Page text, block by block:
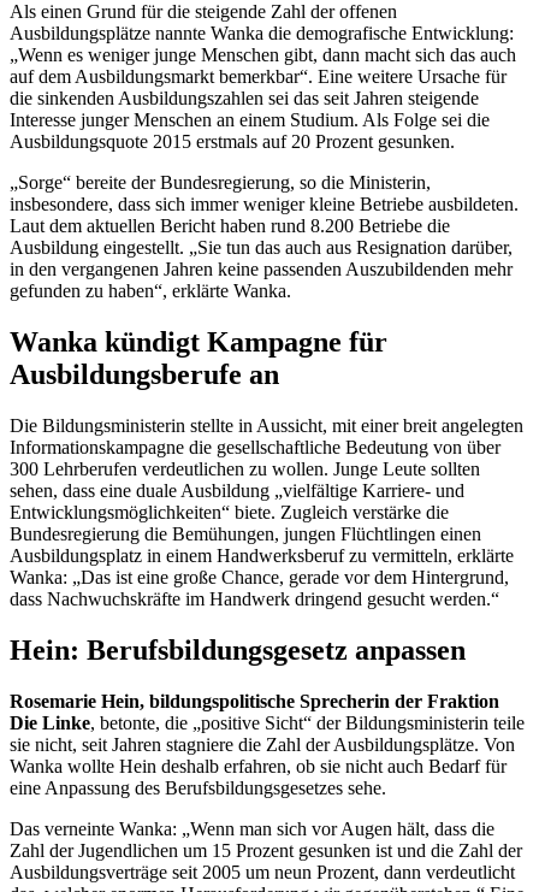
Als einen Grund für die steigende Zahl der offenen
Ausbildungsplätze nannte Wanka die demografische Entwicklung:
„Wenn es weniger junge Menschen gibt, dann macht sich das auch
auf dem Ausbildungsmarkt bemerkbar“. Eine weitere Ursache für
die sinkenden Ausbildungszahlen sei das seit Jahren steigende
Interesse junger Menschen an einem Studium. Als Folge sei die
Ausbildungsquote 2015 erstmals auf 20 Prozent gesunken.
„Sorge“ bereite der Bundesregierung, so die Ministerin,
insbesondere, dass sich immer weniger kleine Betriebe ausbildeten.
Laut dem aktuellen Bericht haben rund 8.200 Betriebe die
Ausbildung eingestellt. „Sie tun das auch aus Resignation darüber,
in den vergangenen Jahren keine passenden Auszubildenden mehr
gefunden zu haben“, erklärte Wanka.
Wanka kündigt Kampagne für
Ausbildungsberufe an
Die Bildungsministerin stellte in Aussicht, mit einer breit angelegten
Informationskampagne die gesellschaftliche Bedeutung von über
300 Lehrberufen verdeutlichen zu wollen. Junge Leute sollten
sehen, dass eine duale Ausbildung „vielfältige Karriere- und
Entwicklungsmöglichkeiten“ biete. Zugleich verstärke die
Bundesregierung die Bemühungen, jungen Flüchtlingen einen
Ausbildungsplatz in einem Handwerksberuf zu vermitteln, erklärte
Wanka: „Das ist eine große Chance, gerade vor dem Hintergrund,
dass Nachwuchskräfte im Handwerk dringend gesucht werden.“
Hein: Berufsbildungsgesetz anpassen
Rosemarie Hein, bildungspolitische Sprecherin der Fraktion
Die Linke, betonte, die „positive Sicht“ der Bildungsministerin teile
sie nicht, seit Jahren stagniere die Zahl der Ausbildungsplätze. Von
Wanka wollte Hein deshalb erfahren, ob sie nicht auch Bedarf für
eine Anpassung des Berufsbildungsgesetzes sehe.
Das verneinte Wanka: „Wenn man sich vor Augen hält, dass die
Zahl der Jugendlichen um 15 Prozent gesunken ist und die Zahl der
Ausbildungsverträge seit 2005 um neun Prozent, dann verdeutlicht